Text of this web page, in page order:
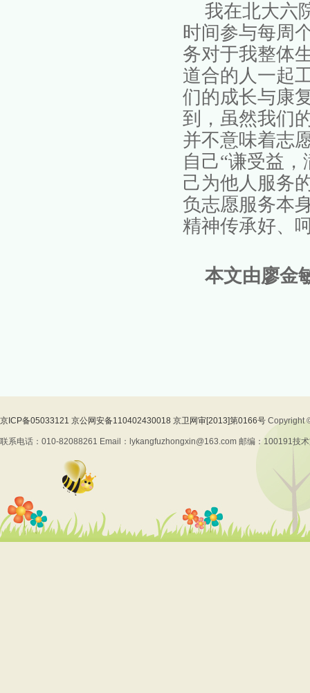
我在北大六
时间参与每周
务对于我整体
道合的人一起
们的成长与康
到，虽然我们
并不意味着志
自己“谦受益
己为他人服务
负志愿服务本
精神传承好、
本文由廖金
京ICP备05033121 京公网安备110402430018 京卫网审[2013]第0166号 Copyright
联系电话：010-82088261 Email：lykangfuzhongxin@163.com 邮编：100191技